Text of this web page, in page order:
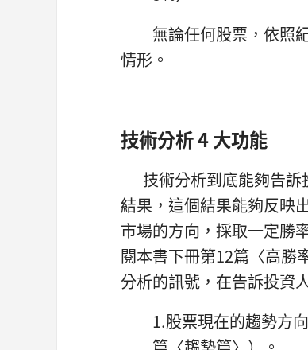
無論任何股票，依照紀
情形。
技術分析 4 大功能
技術分析到底能夠告訴
結果，這個結果能夠反映
市場的方向，採取一定勝
閱本書下冊第12篇〈高勝
分析的訊號，在告訴投資
1.股票現在的趨勢方